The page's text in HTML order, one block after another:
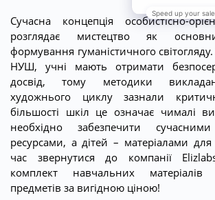
Сучасна концепція особистісно-
розглядає мистецтво як
формування гуманістичного
НУШ, учні мають отримати
досвід, тому методики
художнього циклу зазнали
більшості шкіл це означає чималі
необхідно забезпечити
ресурсами, а дітей – матеріалами для
час звернутися до компанії
комплект навчальних
предметів за вигідною ціною!